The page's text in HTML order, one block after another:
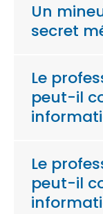
Un
secret
Le
peut-il
Le
peut-il